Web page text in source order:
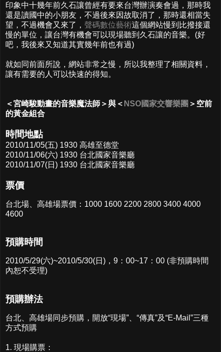
印象中十幾年前久石讓曾經有要來台灣辦演奏會過，那時我
還是讀國中的小朋友，不過後來因故取消了，那時還相當失
望，不過機會又來了， 聲碼數位藝術這個網站慢到比撥接還
慢的單位，讓台灣有機會可以現場聽到久石讓的音樂。(好
吧，我後來又知道其實幾年前也有過)
就如同前面所說，網站非常之慢，所以我整理了相關資料，
讓有需要的人可以快速的得知。
＜宮崎駿動畫的音樂魔法師＞與＜ NSO國家交響樂團 ＞空前
的黃金組合
時間地點
2010/11/05(五) 1930 高雄至德堂
2010/11/06(六) 1930 台北國家音樂廳
2010/11/07(日) 1930 台北國家音樂廳
票價
台北場、高雄場票價：1000 1600 2200 2800 3400 4000
4600
預購時間
2010/5/29(六)~2010/5/30(日)，9：00~17：00 (非預購時間
內恕不受理)
預購辦法
台北、高雄場同步預購，開放“現場”、“傳真”及“E-Mail”三種
方式預購
1. 現場購票：